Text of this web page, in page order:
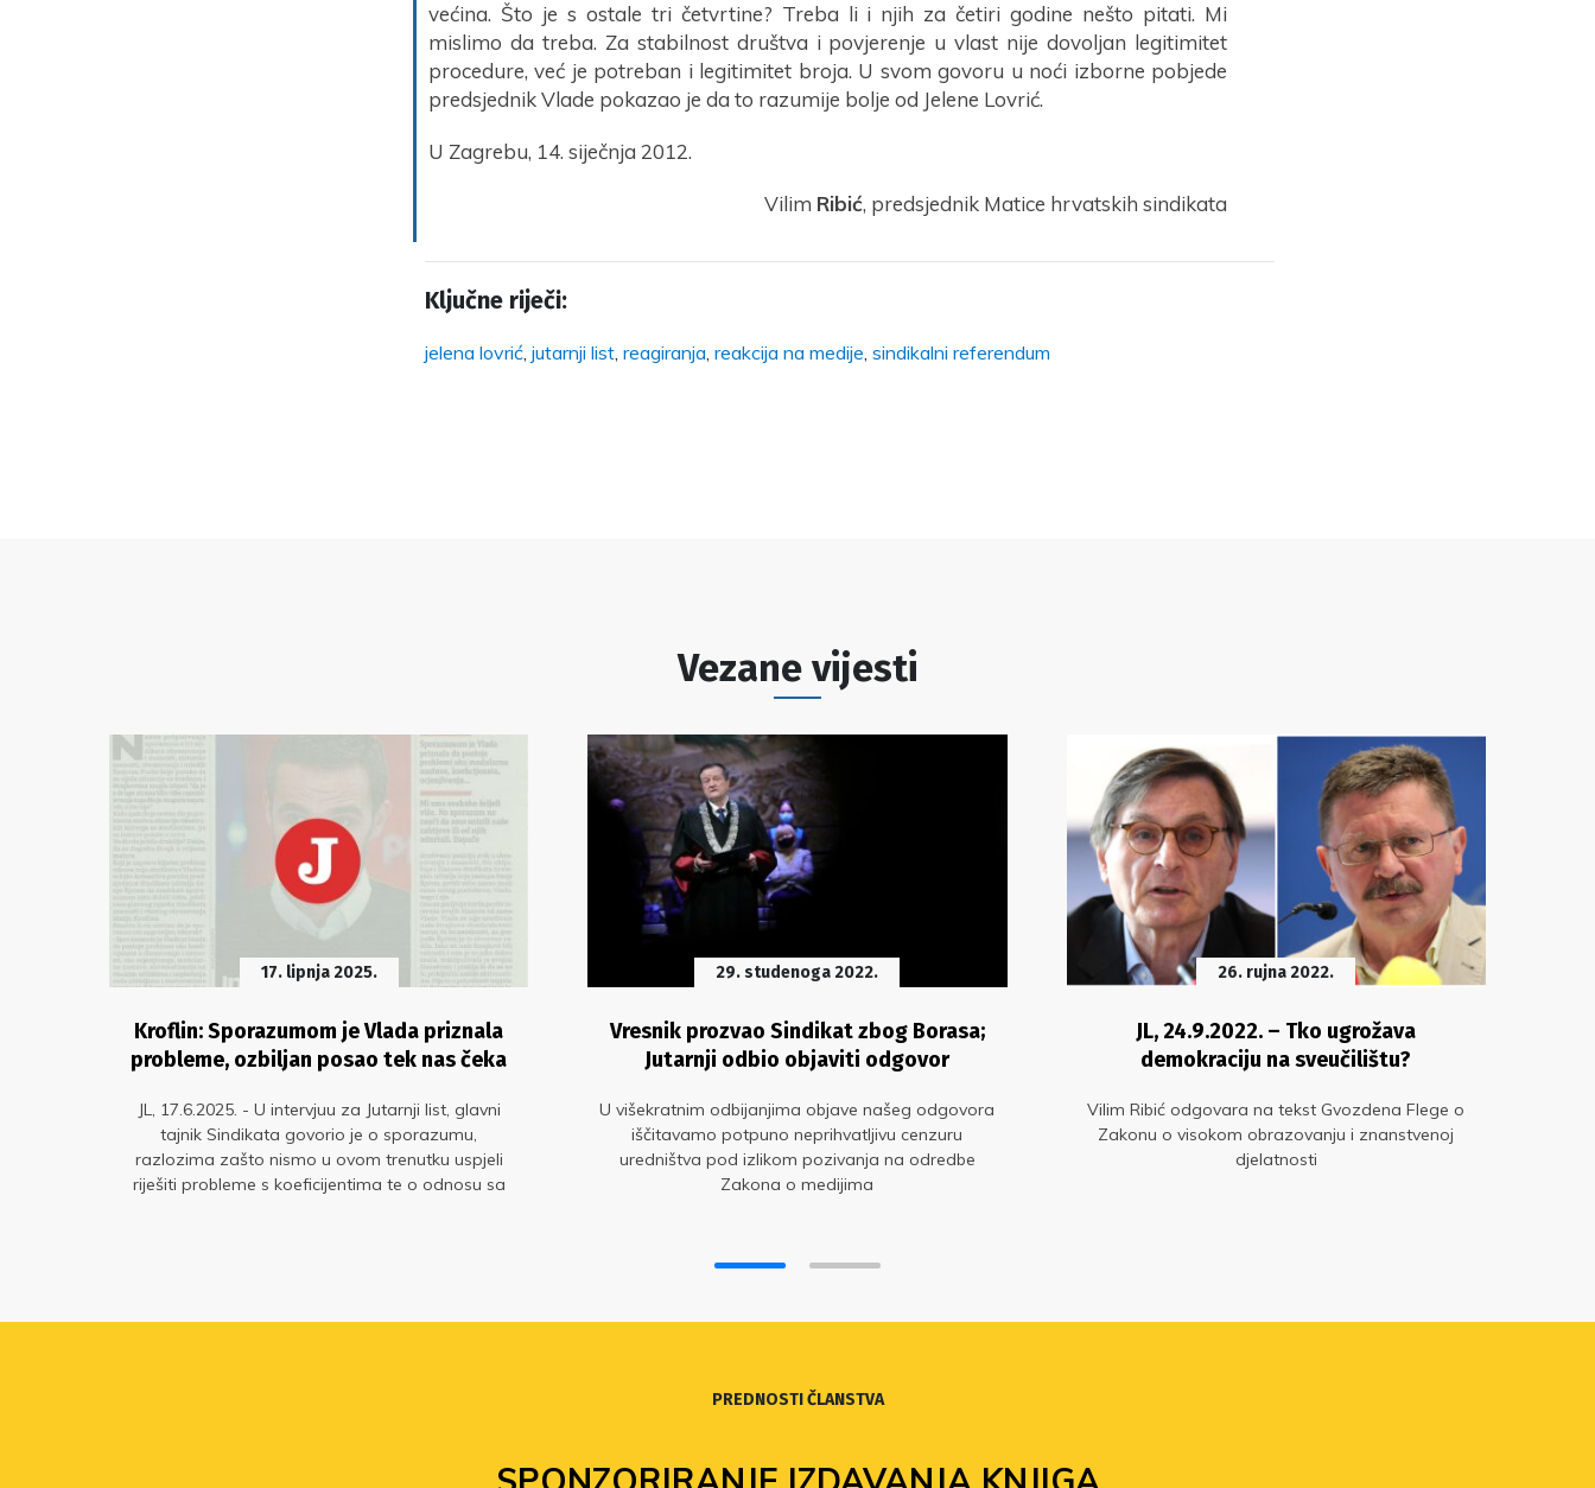
većina. Što je s ostale tri četvrtine? Treba li i njih za četiri godine nešto pitati. Mi
mislimo da treba. Za stabilnost društva i povjerenje u vlast nije dovoljan legitimitet
procedure, već je potreban i legitimitet broja. U svom govoru u noći izborne pobjede
predsjednik Vlade pokazao je da to razumije bolje od Jelene Lovrić.
U Zagrebu, 14. siječnja 2012.
Vilim Ribić, predsjednik Matice hrvatskih sindikata
Ključne riječi:
jelena lovrić, jutarnji list, reagiranja, reakcija na medije, sindikalni referendum
Vezane vijesti
17. lipnja 2025.
Kroflin: Sporazumom je Vlada priznala
probleme, ozbiljan posao tek nas čeka
JL, 17.6.2025. - U intervjuu za Jutarnji list, glavni
tajnik Sindikata govorio je o sporazumu,
razlozima zašto nismo u ovom trenutku uspjeli
riješiti probleme s koeficijentima te o odnosu sa
29. studenoga 2022.
Vresnik prozvao Sindikat zbog Borasa;
Jutarnji odbio objaviti odgovor
U višekratnim odbijanjima objave našeg odgovora
iščitavamo potpuno neprihvatljivu cenzuru
uredništva pod izlikom pozivanja na odredbe
Zakona o medijima
26. rujna 2022.
JL, 24.9.2022. – Tko ugrožava
demokraciju na sveučilištu?
Vilim Ribić odgovara na tekst Gvozdena Flege o
Zakonu o visokom obrazovanju i znanstvenoj
djelatnosti
PREDNOSTI ČLANSTVA